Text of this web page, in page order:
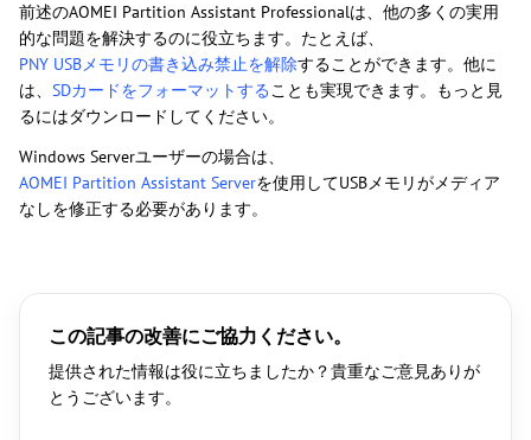
前述のAOMEI Partition Assistant Professionalは、他の多くの実用
的な問題を解決するのに役立ちます。たとえば、
PNY USBメモリの書き込み禁止を解除することができます。他に
は、 SDカードをフォーマットすることも実現できます。もっと見
るにはダウンロードしてください。
Windows Serverユーザーの場合は、
AOMEI Partition Assistant Serverを使用してUSBメモリがメディア
なしを修正する必要があります。
この記事の改善にご協力ください。
提供された情報は役に立ちましたか？貴重なご意見ありが
とうございます。